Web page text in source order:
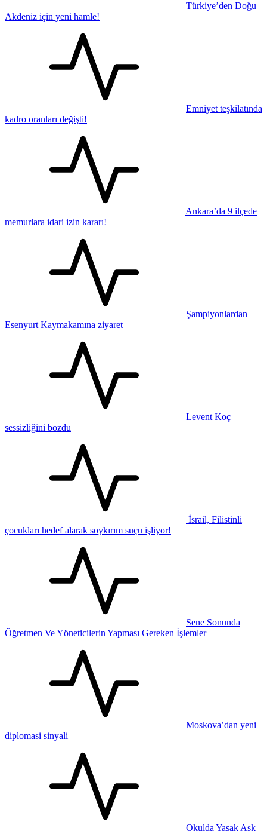
Türkiye’den Doğu
Akdeniz için yeni hamle!
Emniyet teşkilatında
kadro oranları değişti!
Ankara’da 9 ilçede
memurlara idari izin kararı!
Şampiyonlardan
Esenyurt Kaymakamına ziyaret
Levent Koç
sessizliğini bozdu
İsrail, Filistinli
çocukları hedef alarak soykırım suçu işliyor!
Sene Sonunda
Öğretmen Ve Yöneticilerin Yapması Gereken İşlemler
Moskova’dan yeni
diplomasi sinyali
Okulda Yasak Aşk